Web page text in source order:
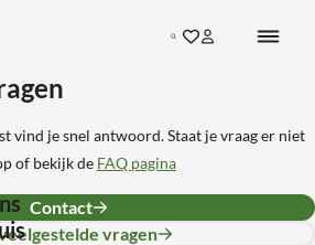
Search
Ga naar favorieten
Inloggen bij
vind je snel antwoord. Staat je vraag er niet
of bekijk de FAQ pagina
Contact
vragen